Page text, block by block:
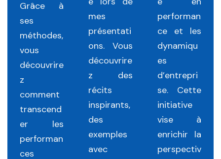
Grâce à
ses
méthodes,
vous
découvrire
z
comment
transcend
er les
performan
ces
mes
présentati
ons. Vous
découvrire
z des
récits
inspirants,
des
exemples
avec
performan
ce et les
dynamiqu
es
d’entrepri
se. Cette
initiative
vise à
enrichir la
perspectiv